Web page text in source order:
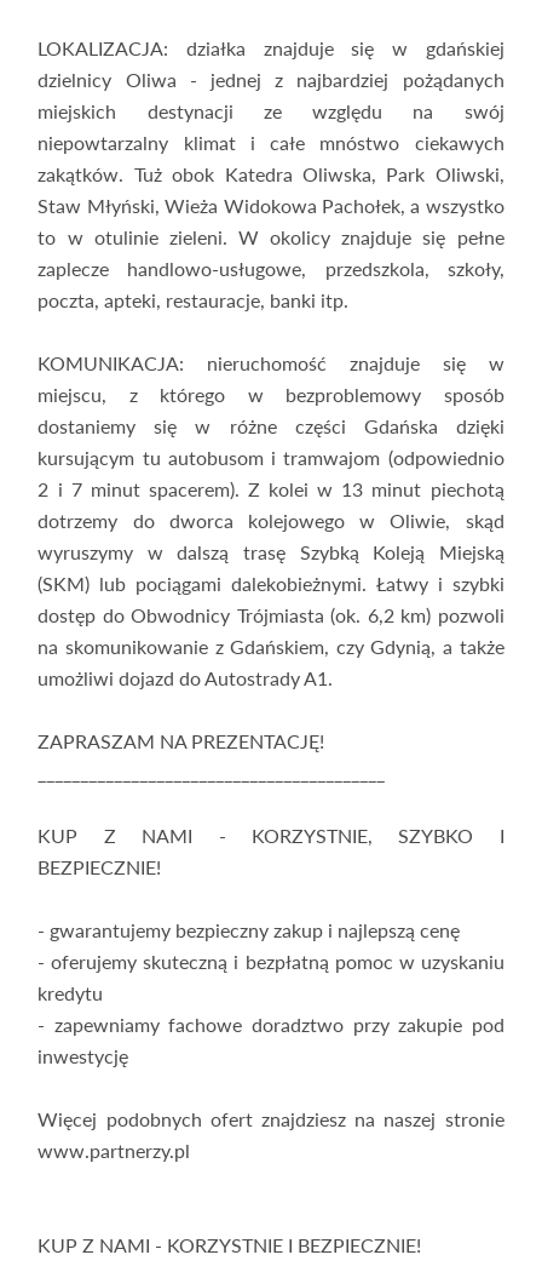
LOKALIZACJA: działka znajduje się w gdańskiej
dzielnicy Oliwa - jednej z najbardziej pożądanych
miejskich destynacji ze względu na swój
niepowtarzalny klimat i całe mnóstwo ciekawych
zakątków. Tuż obok Katedra Oliwska, Park Oliwski,
Staw Młyński, Wieża Widokowa Pachołek, a wszystko
to w otulinie zieleni. W okolicy znajduje się pełne
zaplecze handlowo-usługowe, przedszkola, szkoły,
poczta, apteki, restauracje, banki itp.
KOMUNIKACJA: nieruchomość znajduje się w
miejscu, z którego w bezproblemowy sposób
dostaniemy się w różne części Gdańska dzięki
kursującym tu autobusom i tramwajom (odpowiednio
2 i 7 minut spacerem). Z kolei w 13 minut piechotą
dotrzemy do dworca kolejowego w Oliwie, skąd
wyruszymy w dalszą trasę Szybką Koleją Miejską
(SKM) lub pociągami dalekobieżnymi. Łatwy i szybki
dostęp do Obwodnicy Trójmiasta (ok. 6,2 km) pozwoli
na skomunikowanie z Gdańskiem, czy Gdynią, a także
umożliwi dojazd do Autostrady A1.
ZAPRASZAM NA PREZENTACJĘ!
KUP Z NAMI - KORZYSTNIE, SZYBKO I
BEZPIECZNIE!
- gwarantujemy bezpieczny zakup i najlepszą cenę
- oferujemy skuteczną i bezpłatną pomoc w uzyskaniu
kredytu
- zapewniamy fachowe doradztwo przy zakupie pod
inwestycję
Więcej podobnych ofert znajdziesz na naszej stronie
www.partnerzy.pl
KUP Z NAMI - KORZYSTNIE I BEZPIECZNIE!